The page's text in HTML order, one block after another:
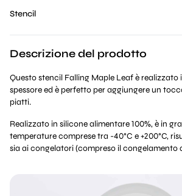
Stencil
Descrizione del prodotto
Questo stencil Falling Maple Leaf è realizzato
spessore ed è perfetto per aggiungere un
piatti.
Realizzato in silicone alimentare 100%, è in
temperature comprese tra -40°C e +200°C,
sia ai congelatori (compreso il congelamento